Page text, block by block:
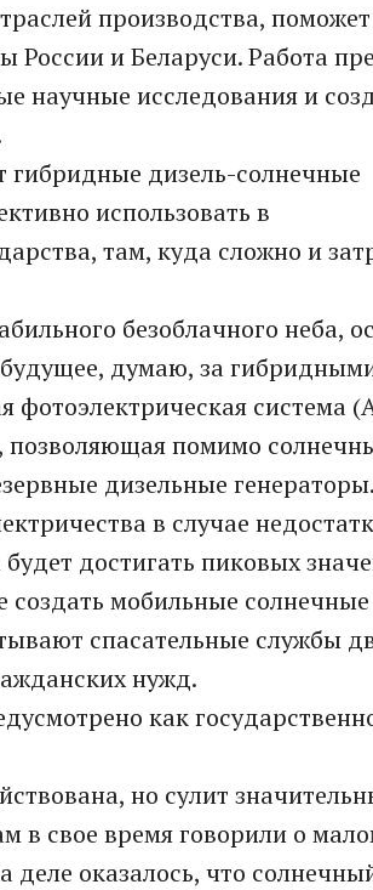
производства, поможет
России и Беларуси. Работа
научные исследования и
гибридные дизель-солнечные
использовать в
там, куда сложно и
безоблачного неба,
будущее, думаю, за
фотоэлектрическая система
позволяющая помимо
дизельные
в случае
достигать пиковых
мобильные солнечные
спасательные службы
нужд.
как
но сулит
в свое время говорили о
деле оказалось, что